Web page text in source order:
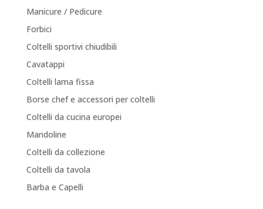
Manicure / Pedicure
Forbici
Coltelli sportivi chiudibili
Cavatappi
Coltelli lama fissa
Borse chef e accessori per coltelli
Coltelli da cucina europei
Mandoline
Coltelli da collezione
Coltelli da tavola
Barba e Capelli